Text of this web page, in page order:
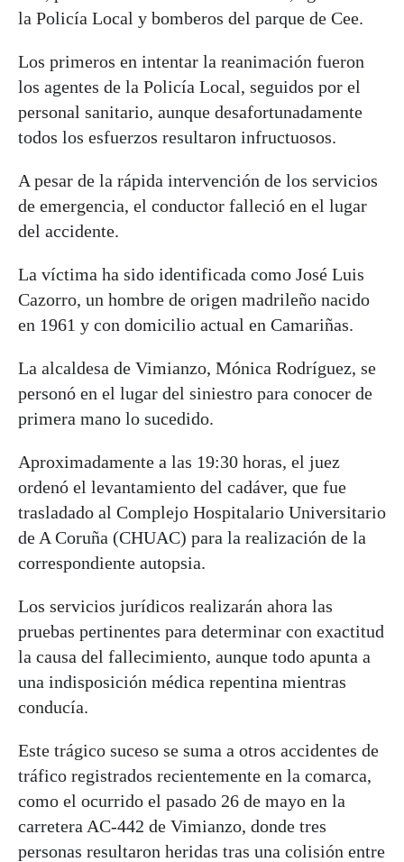
la Policía Local y bomberos del parque de Cee.
Los primeros en intentar la reanimación fueron
los agentes de la Policía Local, seguidos por el
personal sanitario, aunque desafortunadamente
todos los esfuerzos resultaron infructuosos.
A pesar de la rápida intervención de los servicios
de emergencia, el conductor falleció en el lugar
del accidente.
La víctima ha sido identificada como José Luis
Cazorro, un hombre de origen madrileño nacido
en 1961 y con domicilio actual en Camariñas.
La alcaldesa de Vimianzo, Mónica Rodríguez, se
personó en el lugar del siniestro para conocer de
primera mano lo sucedido.
Aproximadamente a las 19:30 horas, el juez
ordenó el levantamiento del cadáver, que fue
trasladado al Complejo Hospitalario Universitario
de A Coruña (CHUAC) para la realización de la
correspondiente autopsia.
Los servicios jurídicos realizarán ahora las
pruebas pertinentes para determinar con exactitud
la causa del fallecimiento, aunque todo apunta a
una indisposición médica repentina mientras
conducía.
Este trágico suceso se suma a otros accidentes de
tráfico registrados recientemente en la comarca,
como el ocurrido el pasado 26 de mayo en la
carretera AC-442 de Vimianzo, donde tres
personas resultaron heridas tras una colisión entre